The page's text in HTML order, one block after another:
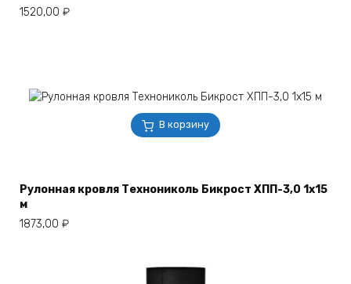
1520,00 ₽
В корзину
Рулонная кровля Технониколь Бикрост ХПП-3,0 1х15
м
1873,00 ₽